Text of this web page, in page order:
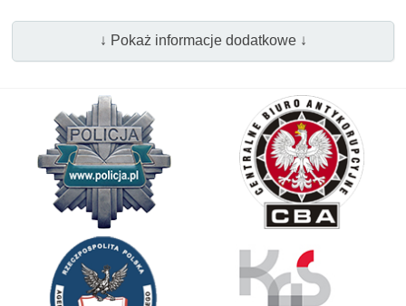
↓ Pokaż informacje dodatkowe ↓